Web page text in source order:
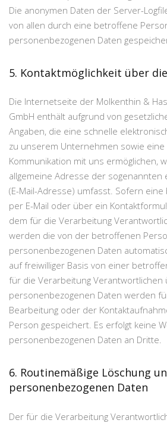
Die anonymen Daten der Server-
von allen durch eine betroffene
personenbezogenen Daten
5. Kontaktmöglichkeit über
Die Internetseite der Molkenthin &
GmbH enthält aufgrund von
Angaben, die eine schnelle
zu unserem Unternehmen sowie
Kommunikation mit uns ermöglichen,
allgemeine Adresse der sogenannten
(E-Mail-Adresse) umfasst. Sofern
per E-Mail oder über ein
dem für die Verarbeitung
werden die von der betroffenen
personenbezogenen Daten
auf freiwilliger Basis von einer
für die Verarbeitung Verantwortlichen
personenbezogenen Daten werden
Bearbeitung oder der
Person gespeichert. Es erfolgt keine
personenbezogenen Daten an Dritte.
6. Routinemäßige Löschung
personenbezogenen Daten
Der für die Verarbeitung